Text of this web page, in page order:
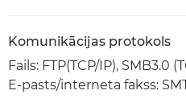
Komunikācijas protokols
Fails: FTP(TCP/IP), SMB3.0
E-pasts/interneta fakss: